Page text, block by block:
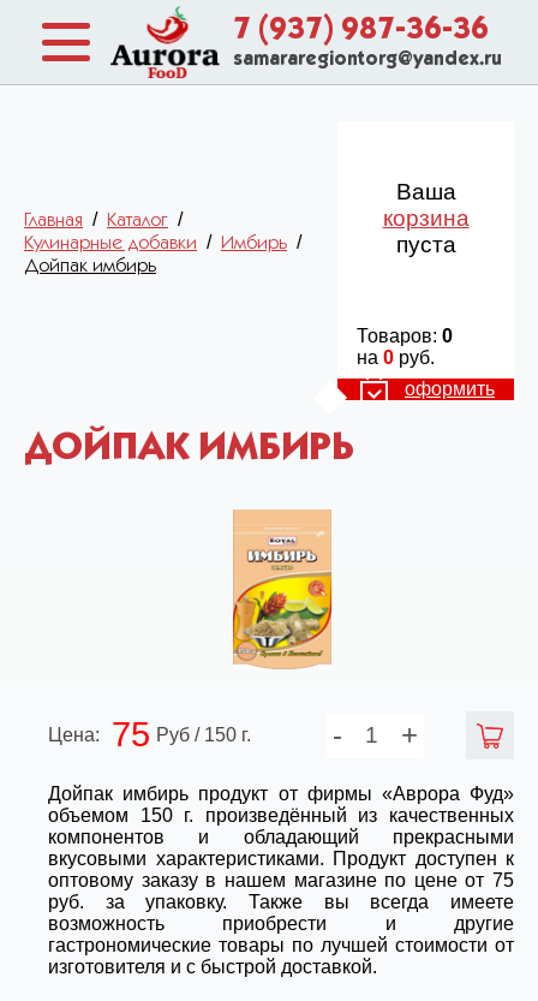
7 (937) 987-36-36
samararegiontorg@yandex.ru
Главная / Каталог /
Кулинарные добавки / Имбирь /
Дойпак имбирь
Ваша
корзина
пуста
Товаров: 0
на 0 руб.
оформить
ДОЙПАК ИМБИРЬ
Цена: 75 Руб / 150 г. - +
Дойпак имбирь продукт от фирмы «Аврора Фуд»
объемом 150 г. произведённый из качественных
компонентов и обладающий прекрасными
вкусовыми характеристиками. Продукт доступен к
оптовому заказу в нашем магазине по цене от 75
руб. за упаковку. Также вы всегда имеете
возможность приобрести и другие
гастрономические товары по лучшей стоимости от
изготовителя и с быстрой доставкой.